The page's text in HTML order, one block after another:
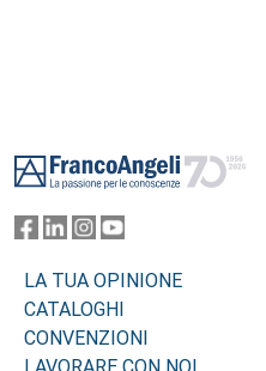
LA TUA OPINIONE
CATALOGHI
CONVENZIONI